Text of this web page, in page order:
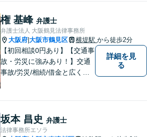
権 基峰 弁護士
弁護士法人 大阪鶴見法律事務所
大阪府 大阪市鶴見区 横堤駅 から徒歩2分
【初回相談0円あり】【交通事
故・労災に強みあり！】交通
事故/労災/相続/借金と広く法
にご相談ください。【労災事
故：9年前の事故でも数千万円
詳細を見
る
坂本 昌史 弁護士
法律事務所エソラ